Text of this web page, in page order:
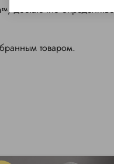
тм, достаточно
товаром.